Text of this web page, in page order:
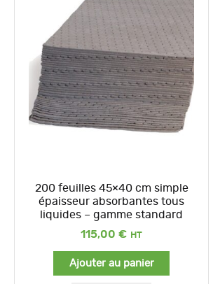
200 feuilles 45×40 cm simple
épaisseur absorbantes tous
liquides – gamme standard
115,00 €
Ajouter au panier